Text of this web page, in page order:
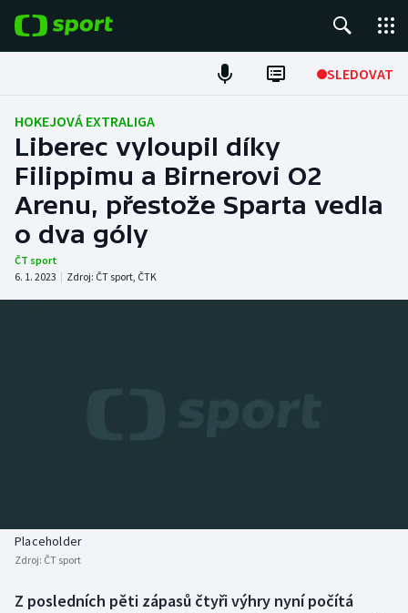
SLEDOVAT
Fotbal
Hokej
Tenis
Atletika
Boby a skeleton
Box
AZ kvíz
HOKEJOVÁ EXTRALIGA
Liberec vyloupil díky
Filippimu a Birnerovi O2
Arenu, přestože Sparta vedla
o dva góly
ČT sport
6. 1. 2023 | Zdroj: ČT sport, ČTK
Placeholder
Zdroj: ČT sport
Z posledních pěti zápasů čtyři výhry nyní počítá